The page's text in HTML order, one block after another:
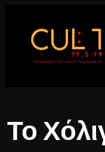
περιεχόμενο
Το